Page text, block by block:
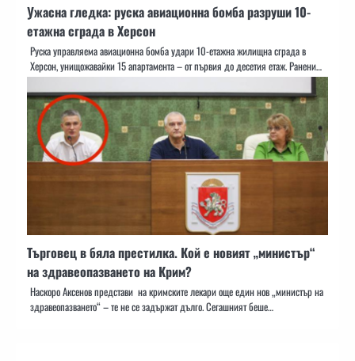
Ужасна гледка: руска авиационна бомба разруши 10-
етажна сграда в Херсон
Рускa управляема авиационна бомба удари 10-етажна жилищна сграда в
Херсон, унищожавайки 15 апартамента – от първия до десетия етаж. Ранени…
Търговец в бяла престилка. Кой е новият „министър“
на здравеопазването на Крим?
Наскоро Аксенов представи на кримските лекари още един нов „министър на
здравеопазването“ – те не се задържат дълго. Сегашният беше…